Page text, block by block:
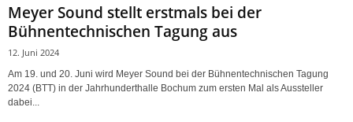
Meyer Sound stellt erstmals bei der
Bühnentechnischen Tagung aus
12. Juni 2024
Am 19. und 20. Juni wird Meyer Sound bei der Bühnentechnischen Tagung
2024 (BTT) in der Jahrhunderthalle Bochum zum ersten Mal als Aussteller
dabei...